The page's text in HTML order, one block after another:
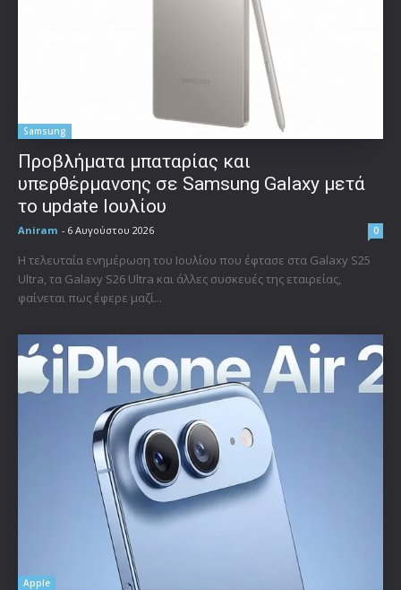
Samsung
Προβλήματα μπαταρίας και
υπερθέρμανσης σε Samsung Galaxy μετά
το update Ιουλίου
Aniram - 6 Αυγούστου 2026 0
Η τελευταία ενημέρωση του Ιουλίου που έφτασε στα Galaxy S25
Ultra, τα Galaxy S26 Ultra και άλλες συσκευές της εταιρείας,
φαίνεται πως έφερε μαζί...
Apple